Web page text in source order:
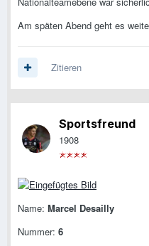
Am späten Abend geht es
Zitieren
Sportsfreund
1908
Name: Marcel Desailly
Nummer: 6